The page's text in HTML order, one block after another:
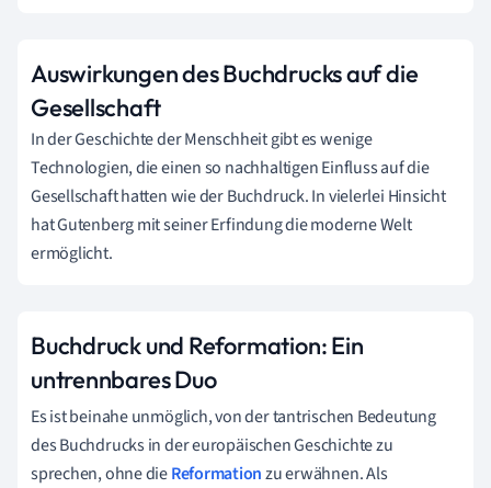
Auswirkungen des Buchdrucks auf die
Gesellschaft
In der Geschichte der Menschheit gibt es wenige
Technologien, die einen so nachhaltigen Einfluss auf die
Gesellschaft hatten wie der Buchdruck. In vielerlei Hinsicht
hat Gutenberg mit seiner Erfindung die moderne Welt
ermöglicht.
Buchdruck und Reformation: Ein
untrennbares Duo
Es ist beinahe unmöglich, von der tantrischen Bedeutung
des Buchdrucks in der europäischen Geschichte zu
sprechen, ohne dieReformationzu erwähnen. Als